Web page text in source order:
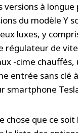
versions à longue
du modèle Y
luxes, y
régulateur de
-cime chauffés,
entrée sans clé
smartphone
chose que ce